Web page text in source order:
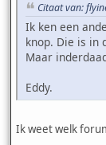
Citaat van:
Ik ken een
knop. Die is in
Maar
Eddy.
Ik weet welk